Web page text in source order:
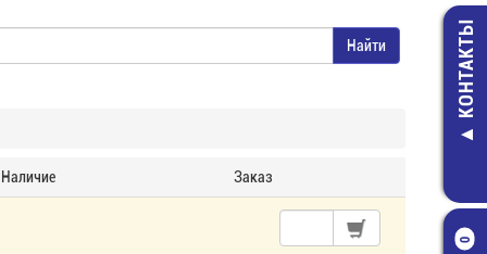
КОНТАКТЫ
0
Наличие Заказ